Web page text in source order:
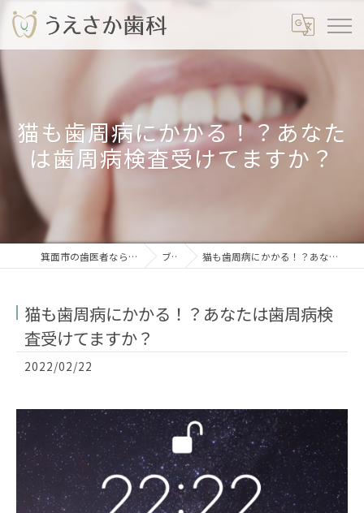
猫も歯周病にかかる！？あなた
は歯周病検査受けてますか？
箕面市の歯医者なら安心のうえさか歯科 ブログ 猫も歯周病にかかる！？あなたは歯周病検査受けてますか？
猫も歯周病にかかる！？あなたは歯周病検
査受けてますか？
2022/02/22